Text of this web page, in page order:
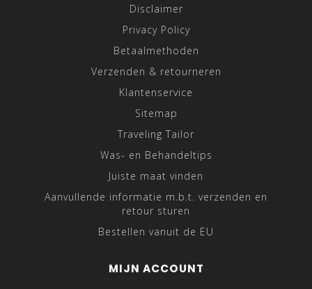
Disclaimer
Privacy Policy
Betaalmethoden
Verzenden & retourneren
Klantenservice
Sitemap
Traveling Tailor
Was- en Behandeltips
Juiste maat vinden
Aanvullende informatie m.b.t. verzenden en
retour sturen
Bestellen vanuit de EU
MIJN ACCOUNT